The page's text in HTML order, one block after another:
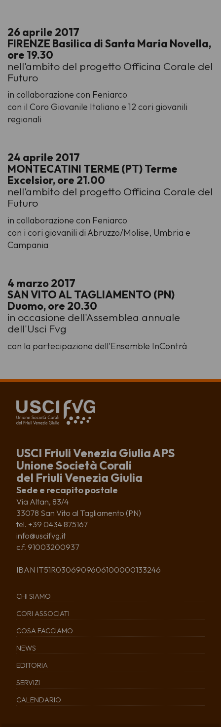
26 aprile 2017
FIRENZE Basilica di Santa Maria Novella,
ore 19.30
nell'ambito del progetto Officina Corale del
Futuro
in collaborazione con Feniarco
con il Coro Giovanile Italiano e 12 cori giovanili
regionali
24 aprile 2017
MONTECATINI TERME (PT) Terme
Excelsior, ore 21.00
nell'ambito del progetto Officina Corale del
Futuro
in collaborazione con Feniarco
con i cori giovanili di Abruzzo/Molise, Umbria e
Campania
4 marzo 2017
SAN VITO AL TAGLIAMENTO (PN)
Duomo, ore 20.30
in occasione dell'Assemblea annuale
dell'Usci Fvg
con la partecipazione dell'Ensemble InContrà
USCI Friuli Venezia Giulia APS
Unione Società Corali
del Friuli Venezia Giulia
Sede e recapito postale
Via Altan, 83/4
33078 San Vito al Tagliamento (PN)
tel. +39 0434 875167
info@uscifvg.it
c.f. 91003200937
IBAN IT51R0306909606100000133246
CHI SIAMO
CORI ASSOCIATI
COSA FACCIAMO
NEWS
EDITORIA
SERVIZI
CALENDARIO